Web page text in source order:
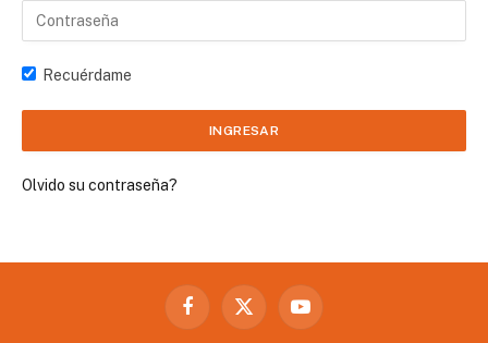
Recuérdame
Olvido su contraseña?
Facebook
X
YouTube